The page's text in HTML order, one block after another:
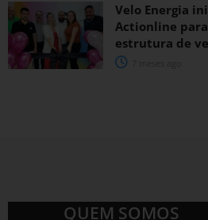
Velo Energia
Actionline
estrutura de
QUEM SOMOS